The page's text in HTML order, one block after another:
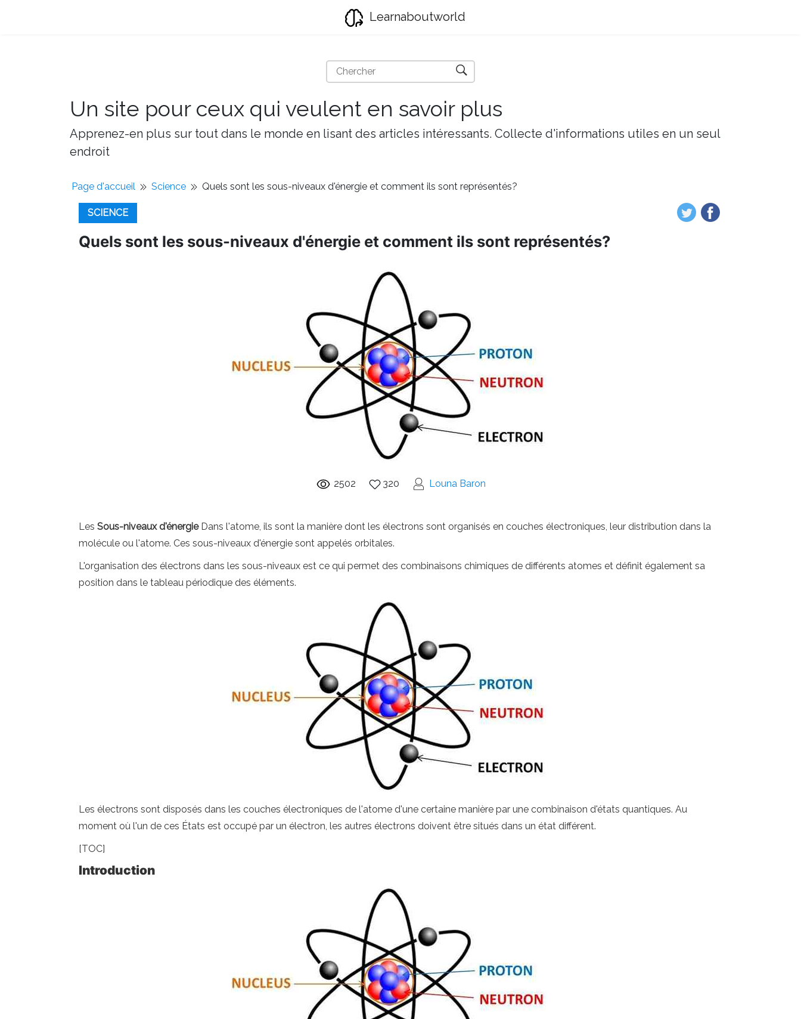
Learnaboutworld
Un site pour ceux qui veulent en savoir plus
Apprenez-en plus sur tout dans le monde en lisant des articles intéressants. Collecte d'informations utiles en un seul
endroit
Page d'accueil Science Quels sont les sous-niveaux d'énergie et comment ils sont représentés?
SCIENCE
Quels sont les sous-niveaux d'énergie et comment ils sont représentés?
2502 320 Louna Baron
Les Sous-niveaux d'énergieDans l'atome, ils sont la manière dont les électrons sont organisés en couches électroniques, leur distribution dans la
molécule ou l'atome. Ces sous-niveaux d'énergie sont appelés orbitales.
L'organisation des électrons dans les sous-niveaux est ce qui permet des combinaisons chimiques de différents atomes et définit également sa
position dans le tableau périodique des éléments.
Les électrons sont disposés dans les couches électroniques de l'atome d'une certaine manière par une combinaison d'états quantiques. Au
moment où l'un de ces États est occupé par un électron, les autres électrons doivent être situés dans un état différent.
[TOC]
Introduction